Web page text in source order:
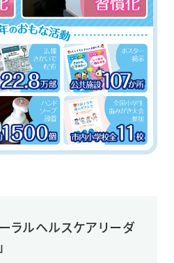
ラルヘルスケアリーダ